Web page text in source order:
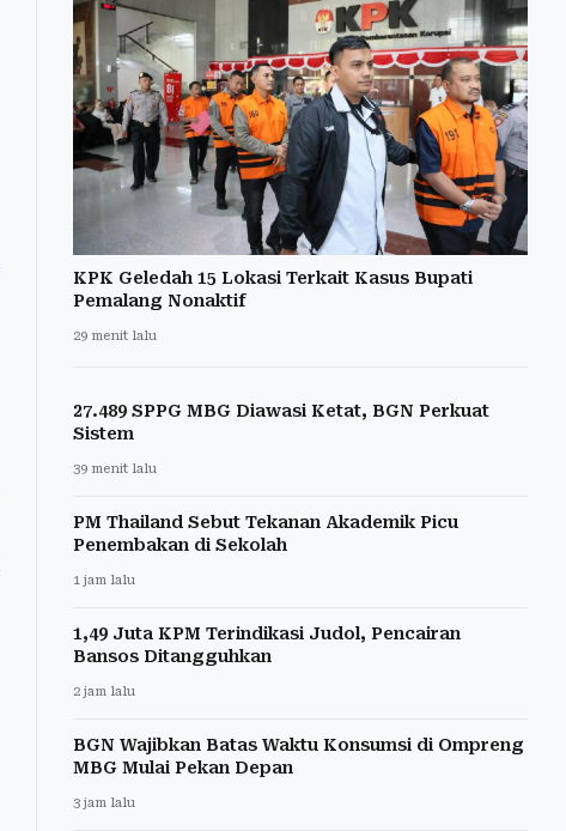
KPK Geledah 15 Lokasi Terkait Kasus Bupati
Pemalang Nonaktif
29 menit lalu
27.489 SPPG MBG Diawasi Ketat, BGN Perkuat
Sistem
39 menit lalu
PM Thailand Sebut Tekanan Akademik Picu
Penembakan di Sekolah
1 jam lalu
1,49 Juta KPM Terindikasi Judol, Pencairan
Bansos Ditangguhkan
2 jam lalu
BGN Wajibkan Batas Waktu Konsumsi di Ompreng
MBG Mulai Pekan Depan
3 jam lalu